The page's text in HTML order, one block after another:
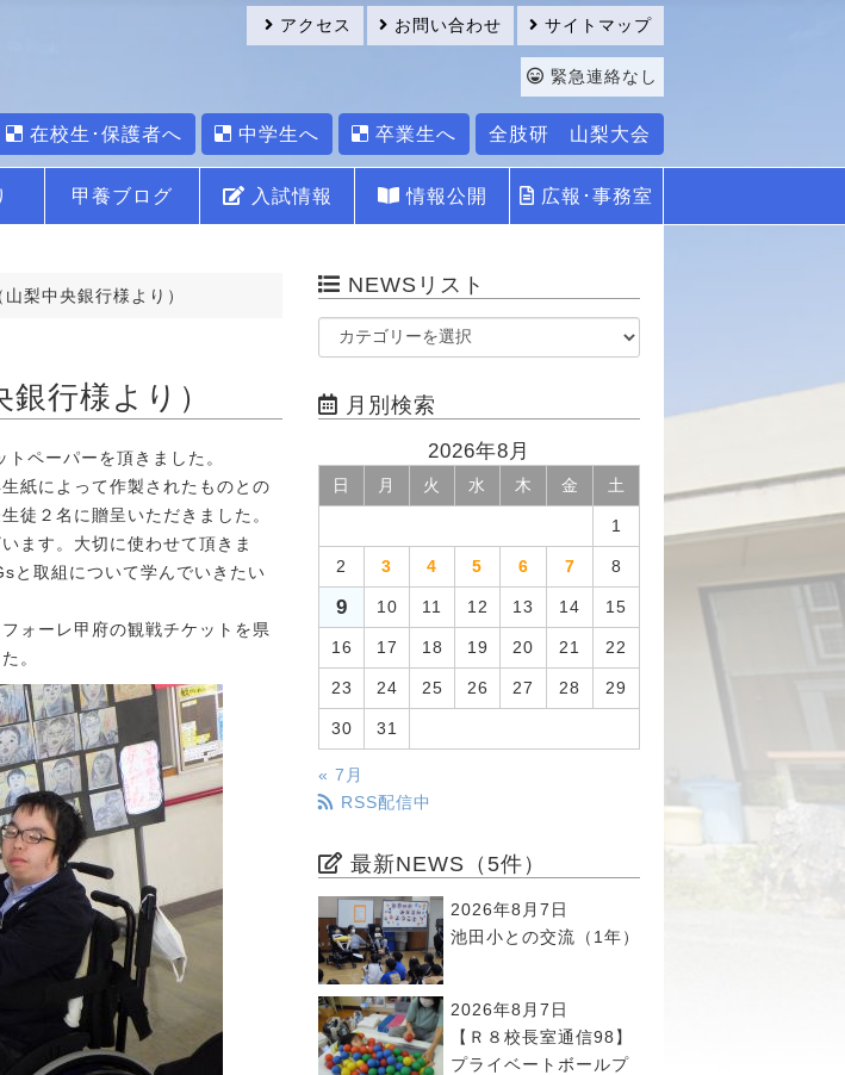
サイトマップ
お問い合わせ
アクセス
緊急連絡なし
在校生･保護者へ 中学生へ 卒業生へ 全肢研 山梨大会
甲養ブログ 入試情報 情報公開 広報･事務室
梨中央銀行様より）
行様より）
ペーパーを頂きました。
紙によって作製されたものとの
徒２名に贈呈いただきました。
ます。大切に使わせて頂きま
と取組について学んでいきたい
ォーレ甲府の観戦チケットを県
。
NEWSリスト
月別検索
2026年8月
日 月 火 水 木 金 土
1
2 3 4 5 6 7 8
9 10 11 12 13 14 15
16 17 18 19 20 21 22
23 24 25 26 27 28 29
30 31
« 7月
RSS配信中
最新NEWS（5件）
2026年8月7日
池田小との交流（1年）
2026年8月7日
【Ｒ８校長室通信98】
プライベートボールプ